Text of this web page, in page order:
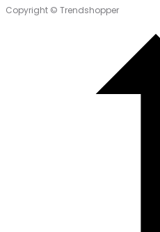
Copyright © Trendshopper